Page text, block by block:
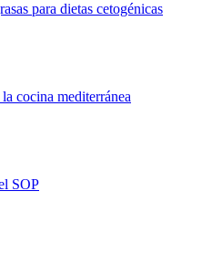
para dietas cetogénicas
cocina mediterránea
SOP